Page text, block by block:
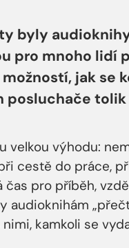
byly
pro mnoho
jak se
posluchače
velkou výhodu:
cestě do práce,
pro příběh,
audioknihám
kamkoli se